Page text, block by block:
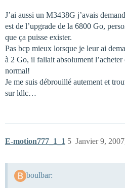
J’ai aussi un M3438G j’avais
est de l’upgrade de la 6800 Go,
que ça puisse exister.
Pas bcp mieux lorsque je leur ai
à 2 Go, il fallait absolument
normal!
Je me suis débrouillé autement et
sur ldlc…
E-motion777_1_1 Janvier 9,
5
boulbar: